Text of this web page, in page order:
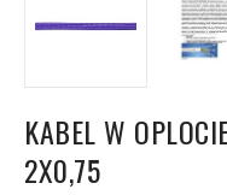
KABEL W
2X0,75